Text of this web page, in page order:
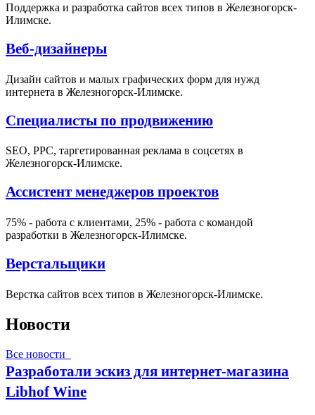
Поддержка и разработка сайтов всех типов в Железногорск-
Илимске.
Веб-дизайнеры
Дизайн сайтов и малых графических форм для нужд
интернета в Железногорск-Илимске.
Специалисты по продвижению
SEO, PPC, таргетированная реклама в соцсетях в
Железногорск-Илимске.
Ассистент менеджеров проектов
75% - работа с клиентами, 25% - работа с командой
разработки в Железногорск-Илимске.
Верстальщики
Верстка сайтов всех типов в Железногорск-Илимске.
Новости
Все новости
Разработали эскиз для интернет-магазина
Libhof Wine